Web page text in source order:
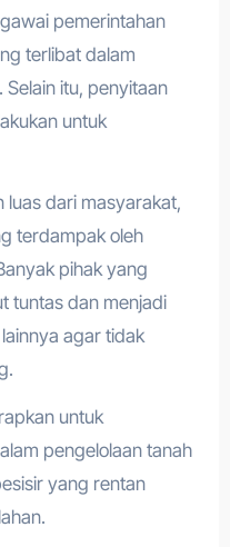
pemerintahan
terlibat dalam
itu, penyitaan
untuk
luas dari masyarakat,
terdampak oleh
pihak yang
tuntas dan menjadi
agar tidak
untuk
pengelolaan tanah
yang rentan